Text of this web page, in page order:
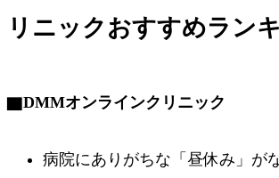
リニックおすすめラン
▇DMMオンラインクリニック
病院にありがちな「昼休み」が